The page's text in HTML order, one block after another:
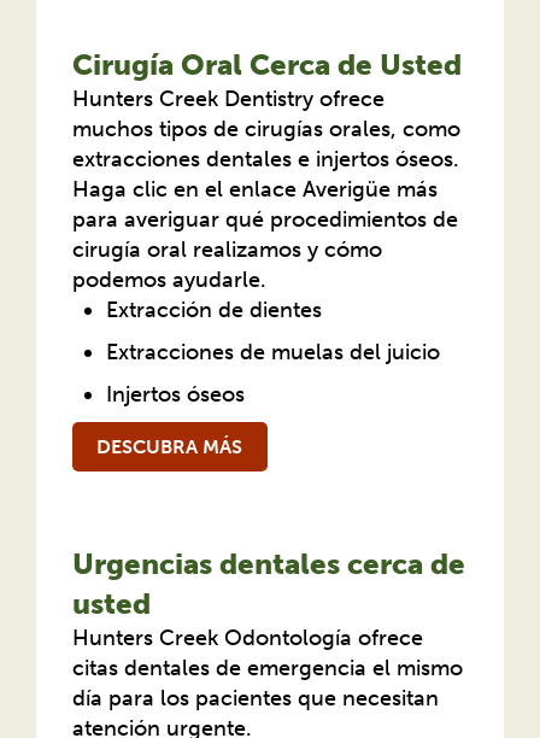
Cirugía Oral Cerca de Usted
Hunters Creek Dentistry ofrece
muchos tipos de cirugías orales, como
extracciones dentales e injertos óseos.
Haga clic en el enlace Averigüe más
para averiguar qué procedimientos de
cirugía oral realizamos y cómo
podemos ayudarle.
Extracción de dientes
Extracciones de muelas del juicio
Injertos óseos
DESCUBRA MÁS
Urgencias dentales cerca de
usted
Hunters Creek Odontología ofrece
citas dentales de emergencia el mismo
día para los pacientes que necesitan
atención urgente.